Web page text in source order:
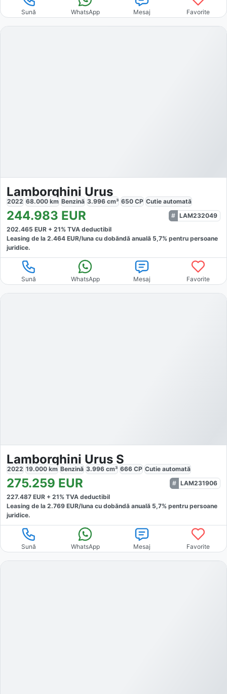
Sună WhatsApp Mesaj Favorite
Lamborghini Urus
2022 68.000 km Benzină 3.996 cm³ 650 CP Cutie automată
244.983 EUR
LAM232049
202.465 EUR + 21% TVA deductibil
Leasing de la 2.464 EUR/luna cu dobăndă anuală 5,7% pentru persoane
juridice.
Sună WhatsApp Mesaj Favorite
Lamborghini Urus S
2022 19.000 km Benzină 3.996 cm³ 666 CP Cutie automată
275.259 EUR
LAM231906
227.487 EUR + 21% TVA deductibil
Leasing de la 2.769 EUR/luna cu dobăndă anuală 5,7% pentru persoane
juridice.
Sună WhatsApp Mesaj Favorite